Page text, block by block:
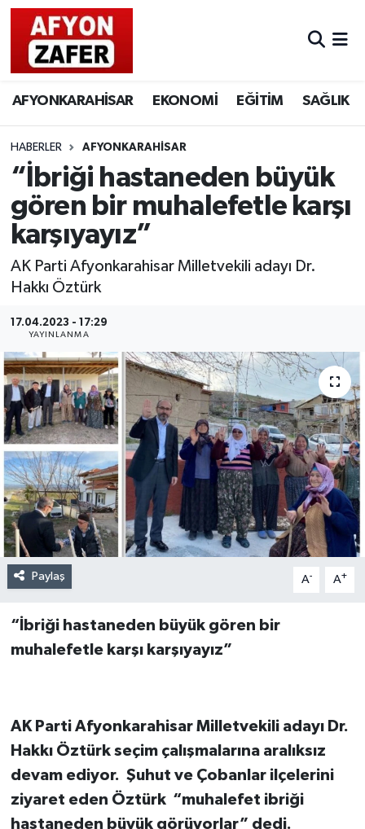
AFYONKARAHİSAR EKONOMİ EĞİTİM SAĞLIK
HABERLER AFYONKARAHİSAR
“İbriği hastaneden büyük
gören bir muhalefetle karşı
karşıyayız”
AK Parti Afyonkarahisar Milletvekili adayı Dr.
Hakkı Öztürk
17.04.2023 - 17:29
YAYINLANMA
Paylaş A- A+
“İbriği hastaneden büyük gören bir
muhalefetle karşı karşıyayız”
AK Parti Afyonkarahisar Milletvekili adayı Dr.
Hakkı Öztürk seçim çalışmalarına aralıksız
devam ediyor. Şuhut ve Çobanlar ilçelerini
ziyaret eden Öztürk “muhalefet ibriği
hastaneden büyük görüyorlar” dedi.